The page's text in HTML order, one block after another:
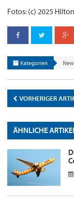
Fotos: (c) 2025 Hilton
Kategorien
VORHERIGER
ÄHNLICHE